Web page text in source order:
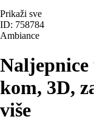
Prikaži sve
ID: 758784
Ambiance
Naljepnice
kom, 3D,
više